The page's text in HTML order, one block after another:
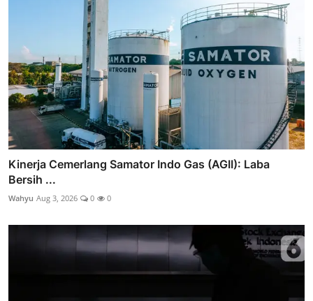
Kinerja Cemerlang Samator Indo Gas (AGII): Laba
Bersih ...
Wahyu Aug 3, 2026 0 0